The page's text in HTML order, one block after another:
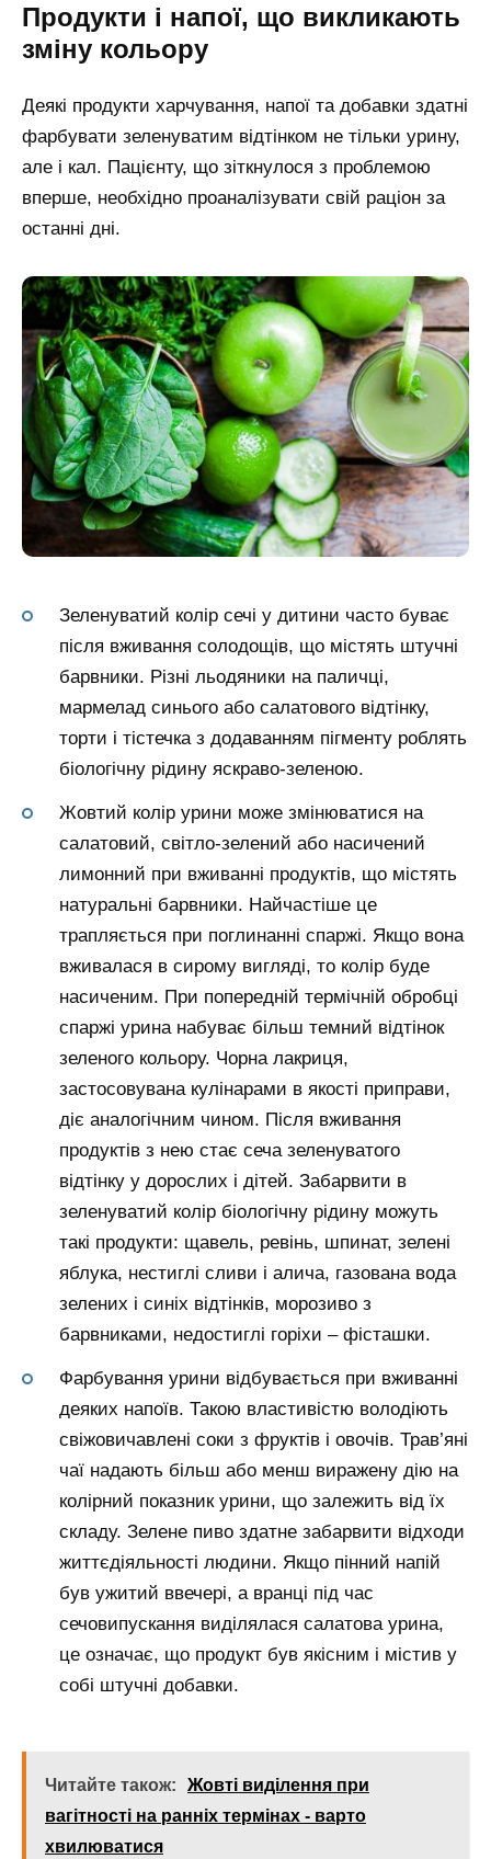
Продукти і напої, що викликають
зміну кольору
Деякі продукти харчування, напої та добавки здатні
фарбувати зеленуватим відтінком не тільки урину,
але і кал. Пацієнту, що зіткнулося з проблемою
вперше, необхідно проаналізувати свій раціон за
останні дні.
Зеленуватий колір сечі у дитини часто буває
після вживання солодощів, що містять штучні
барвники. Різні льодяники на паличці,
мармелад синього або салатового відтінку,
торти і тістечка з додаванням пігменту роблять
біологічну рідину яскраво-зеленою.
Жовтий колір урини може змінюватися на
салатовий, світло-зелений або насичений
лимонний при вживанні продуктів, що містять
натуральні барвники. Найчастіше це
трапляється при поглинанні спаржі. Якщо вона
вживалася в сирому вигляді, то колір буде
насиченим. При попередній термічній обробці
спаржі урина набуває більш темний відтінок
зеленого кольору. Чорна лакриця,
застосовувана кулінарами в якості приправи,
діє аналогічним чином. Після вживання
продуктів з нею стає сеча зеленуватого
відтінку у дорослих і дітей. Забарвити в
зеленуватий колір біологічну рідину можуть
такі продукти: щавель, ревінь, шпинат, зелені
яблука, нестиглі сливи і алича, газована вода
зелених і синіх відтінків, морозиво з
барвниками, недостиглі горіхи – фісташки.
Фарбування урини відбувається при вживанні
деяких напоїв. Такою властивістю володіють
свіжовичавлені соки з фруктів і овочів. Трав’яні
чаї надають більш або менш виражену дію на
колірний показник урини, що залежить від їх
складу. Зелене пиво здатне забарвити відходи
життєдіяльності людини. Якщо пінний напій
був ужитий ввечері, а вранці під час
сечовипускання виділялася салатова урина,
це означає, що продукт був якісним і містив у
собі штучні добавки.
Читайте також:
Жовті виділення при
вагітності на ранніх термінах - варто
хвилюватися